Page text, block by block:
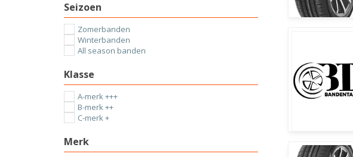
Seizoen
Zomerbanden
Winterbanden
All season banden
Klasse
A-merk +++
B-merk ++
C-merk +
Merk